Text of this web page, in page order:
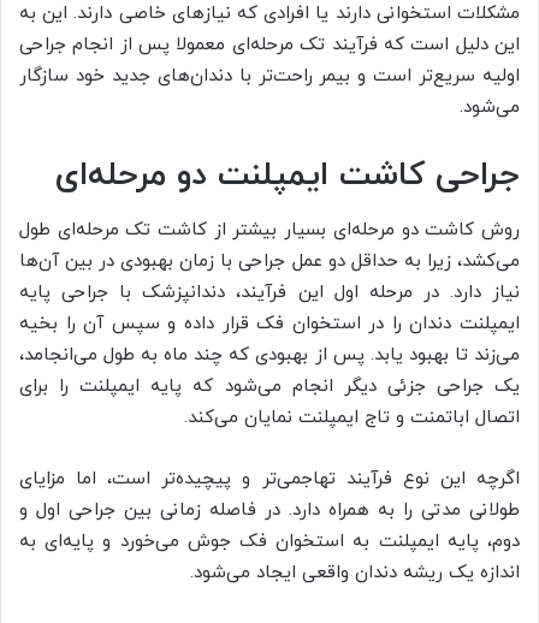
مشکلات استخوانی دارند یا افرادی که نیازهای خاصی دارند. این به
این دلیل است که فرآیند تک مرحله‌ای معمولا پس از انجام جراحی
اولیه سریع‌تر است و بیمر راحت‌تر با دندان‌های جدید خود سازگار
می‌شود.
جراحی کاشت ایمپلنت دو مرحله‌ای
روش کاشت دو مرحله‌ای بسیار بیشتر از کاشت تک مرحله‌ای طول
می‌کشد، زیرا به حداقل دو عمل جراحی با زمان بهبودی در بین آن‌ها
نیاز دارد. در مرحله اول این فرآیند، دندانپزشک با جراحی پایه
ایمپلنت دندان را در استخوان فک قرار داده و سپس آن را بخیه
می‌زند تا بهبود یابد. پس از بهبودی که چند ماه به طول می‌انجامد،
یک جراحی جزئی دیگر انجام می‌شود که پایه ایمپلنت را برای
اتصال اباتمنت و تاج ایمپلنت نمایان می‌کند.
اگرچه این نوع فرآیند تهاجمی‌تر و پیچیده‌تر است، اما مزایای
طولانی مدتی را به همراه دارد. در فاصله زمانی بین جراحی اول و
دوم، پایه ایمپلنت به استخوان فک جوش می‌خورد و پایه‌ای به
اندازه یک ریشه دندان واقعی ایجاد می‌شود.